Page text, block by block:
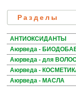
Разделы
АНТИОКСИДАНТЫ
Аюрведа -
Аюрведа - для
Аюрведа -
Аюрведа - МАСЛА